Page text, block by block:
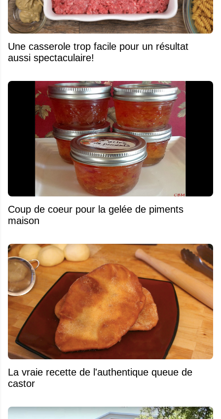
Une casserole trop facile pour un résultat
aussi spectaculaire!
Coup de coeur pour la gelée de piments
maison
La vraie recette de l'authentique queue de
castor